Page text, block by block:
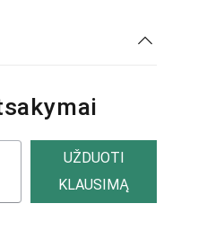
UŽDUOTI
KLAUSIMĄ